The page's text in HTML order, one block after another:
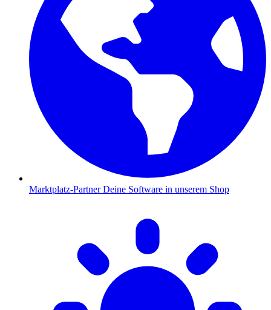
Marktplatz-Partner Deine Software in unserem Shop